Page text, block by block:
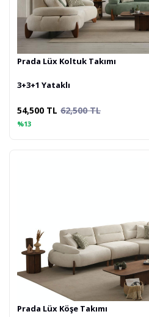
Prada Lüx Koltuk Takımı
3+3+1 Yataklı
54,500 TL 62,500 TL
%13
Prada Lüx Köşe Takımı